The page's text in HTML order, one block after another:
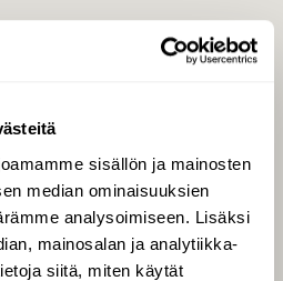
sisällön ja mainosten
median ominaisuuksien
analysoimiseen. Lisäksi
mainosalan ja analytiikka-
siitä, miten käytät
Tilaa digilukuoikeus
Äänestä parasta juttua
Tilaa uutiskirje